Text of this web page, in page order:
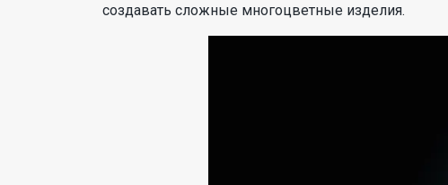
создавать сложные многоцветные изделия.